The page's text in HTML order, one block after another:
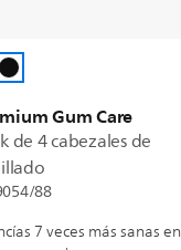
Gum Care
de 4 cabezales de
88
7 veces más sanas en